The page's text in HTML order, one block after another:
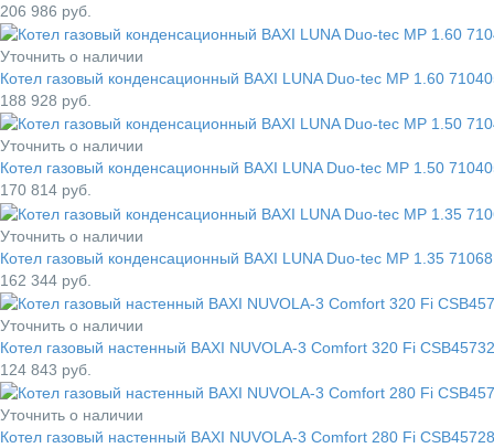
206 986 руб.
Уточнить о наличии
Котел газовый конденсационный BAXI LUNA Duo-tec MP 1.60
188 928 руб.
Уточнить о наличии
Котел газовый конденсационный BAXI LUNA Duo-tec MP 1.50
170 814 руб.
Уточнить о наличии
Котел газовый конденсационный BAXI LUNA Duo-tec MP 1.35
162 344 руб.
Уточнить о наличии
Котел газовый настенный BAXI NUVOLA-3 Comfort 320 Fi
124 843 руб.
Уточнить о наличии
Котел газовый настенный BAXI NUVOLA-3 Comfort 280 Fi